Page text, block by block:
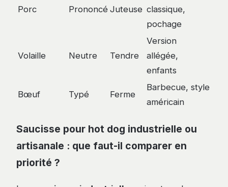
Porc Prononcé Juteuse classique,
pochage
Volaille Neutre Tendre
Version
allégée,
enfants
Bœuf Typé Ferme
Barbecue, style
américain
Saucisse pour hot dog industrielle ou
artisanale : que faut-il comparer en
priorité ?